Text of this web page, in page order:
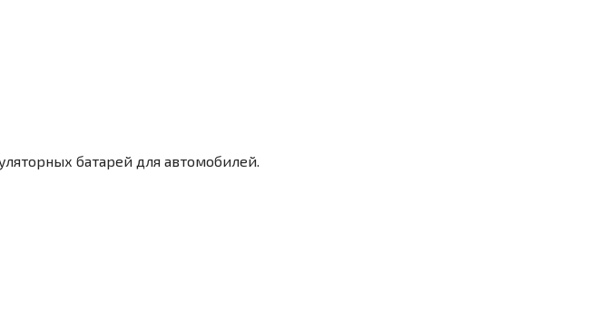
батарей для автомобилей.